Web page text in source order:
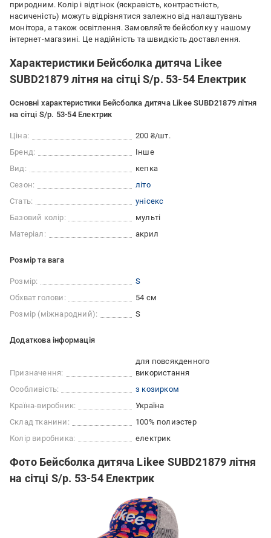
природним. Колір і відтінок (яскравість, контрастність,
насиченість) можуть відрізнятися залежно від налаштувань
монітора, а також освітлення. Замовляйте бейсболку у нашому
інтернет-магазині. Це надійність та швидкість доставлення.
Характеристики Бейсболка дитяча Likee
SUBD21879 літня на сітці S/р. 53-54 Електрик
Основні характеристики Бейсболка дитяча Likee SUBD21879 літня
на сітці S/р. 53-54 Електрик
Ціна:
200 ₴/шт.
Бренд:
Інше
Вид:
кепка
Сезон:
літо
Стать:
унісекс
Базовий колір:
мульті
Матеріал:
акрил
Розмір та вага
Розмір:
S
Обхват голови:
54 см
Розмір (міжнародний):
S
Додаткова інформація
Призначення:
для повсякденного
використання
Особливість:
з козирком
Країна-виробник:
Україна
Склад тканини:
100% полиэстер
Колір виробника:
електрик
Фото Бейсболка дитяча Likee SUBD21879 літня
на сітці S/р. 53-54 Електрик